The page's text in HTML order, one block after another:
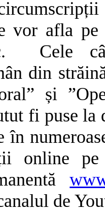
vor afla
Cele
din
și
fi puse
în
online
de